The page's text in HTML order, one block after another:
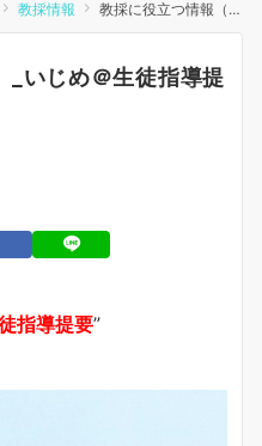
教採情報 教採に役立つ情報（21）_いじめ＠生徒指導提要より
_いじめ＠生徒指導提
指導提要”